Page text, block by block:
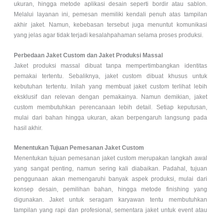
ukuran, hingga metode aplikasi desain seperti bordir atau sablon.
Melalui layanan ini, pemesan memiliki kendali penuh atas tampilan
akhir jaket. Namun, kebebasan tersebut juga menuntut komunikasi
yang jelas agar tidak terjadi kesalahpahaman selama proses produksi.
Perbedaan Jaket Custom dan Jaket Produksi Massal
Jaket produksi massal dibuat tanpa mempertimbangkan identitas
pemakai tertentu. Sebaliknya, jaket custom dibuat khusus untuk
kebutuhan tertentu. Inilah yang membuat jaket custom terlihat lebih
eksklusif dan relevan dengan pemakainya. Namun demikian, jaket
custom membutuhkan perencanaan lebih detail. Setiap keputusan,
mulai dari bahan hingga ukuran, akan berpengaruh langsung pada
hasil akhir.
Menentukan Tujuan Pemesanan Jaket Custom
Menentukan tujuan pemesanan jaket custom merupakan langkah awal
yang sangat penting, namun sering kali diabaikan. Padahal, tujuan
penggunaan akan memengaruhi banyak aspek produksi, mulai dari
konsep desain, pemilihan bahan, hingga metode finishing yang
digunakan. Jaket untuk seragam karyawan tentu membutuhkan
tampilan yang rapi dan profesional, sementara jaket untuk event atau